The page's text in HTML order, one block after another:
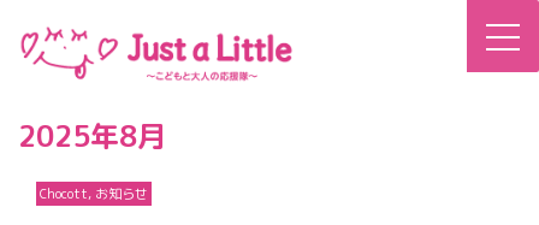
2025年8月
Chocott, お知らせ